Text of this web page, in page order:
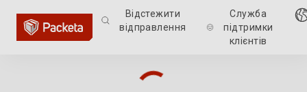
Відстежити
відправлення
Служба
підтримки
клієнтів
Відстеження відправлення: Z